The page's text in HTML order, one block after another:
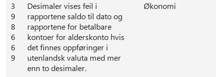
3
9
8
6
6
9
Desimaler vises feil i
rapportene saldo til dato og
rapportene for betalbare
kontoer for alderskonto hvis
det finnes oppføringer i
utenlandsk valuta med mer
enn to desimaler.
Økonomi